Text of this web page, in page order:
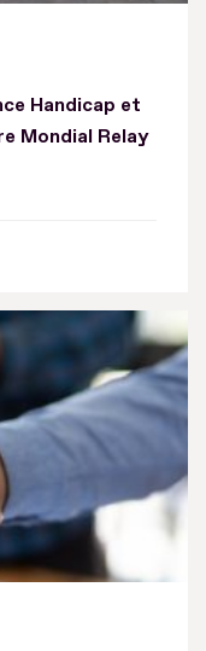
Handicap et
Mondial Relay